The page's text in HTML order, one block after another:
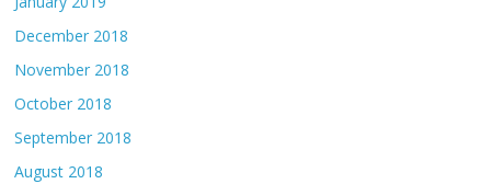
December 2018
November 2018
October 2018
September 2018
August 2018